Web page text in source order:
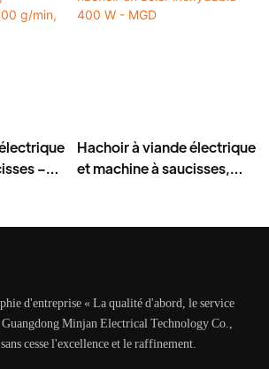
–
Hachoir à viande électrique
et machine à saucisses,
d'entreprise « La qualité d'abord, le service
Minjan Electrical Technology Co.,
cesse l'excellence et le raffinement.